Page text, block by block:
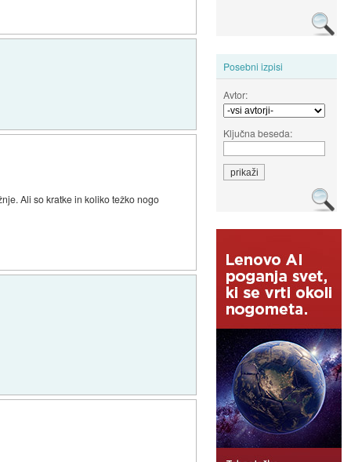
Posebni izpisi
Avtor:
Ključna beseda:
Ali so kratke in koliko težko nogo